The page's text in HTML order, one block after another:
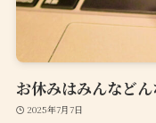
お休みはみんなど
2025年7月7日